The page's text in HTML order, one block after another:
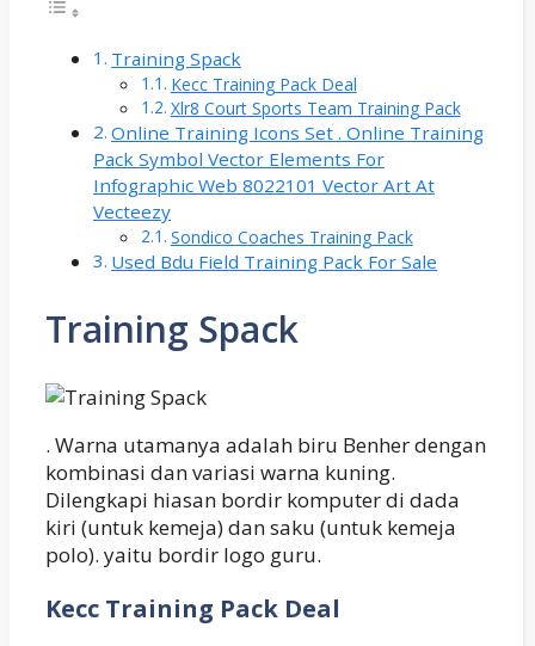
Training Spack
Kecc Training Pack Deal
Xlr8 Court Sports Team Training Pack
Online Training Icons Set . Online Training
Pack Symbol Vector Elements For
Infographic Web 8022101 Vector Art At
Vecteezy
Sondico Coaches Training Pack
Used Bdu Field Training Pack For Sale
Training Spack
. Warna utamanya adalah biru Benher dengan
kombinasi dan variasi warna kuning.
Dilengkapi hiasan bordir komputer di dada
kiri (untuk kemeja) dan saku (untuk kemeja
polo). yaitu bordir logo guru.
Kecc Training Pack Deal